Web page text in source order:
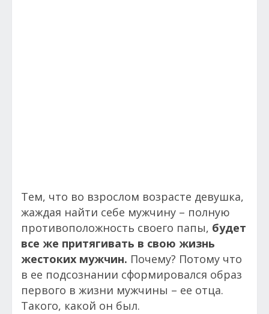
Тем, что во взрослом возрасте девушка,
жаждая найти себе мужчину – полную
противоположность своего папы, будет
все же притягивать в свою жизнь
жестоких мужчин. Почему? Потому что
в ее подсознании сформировался образ
первого в жизни мужчины – ее отца.
Такого, какой он был.